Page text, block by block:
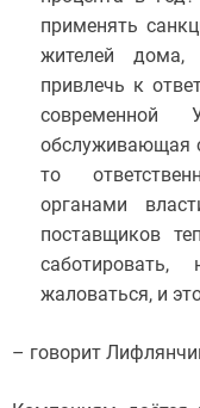
применять
жителей
привлечь к
современной
обслуживающая
то
органами
поставщиков
жаловаться, и
– говорит